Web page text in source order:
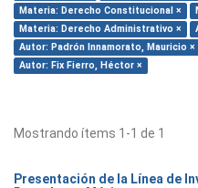
Materia: Derecho Constitucional ×
Materia: Derecho Administrativo ×
Autor: Padrón Innamorato, Mauricio ×
Autor: Fix Fierro, Héctor ×
Mostrando ítems 1-1 de 1
Presentación de la Línea de